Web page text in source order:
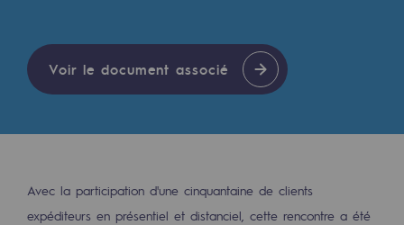
Indicateurs
Publications institutionnelles
Où nous trouver
Les énergies d'avenir
Les énergies d'avenir
Voir le document associé
Avec la participation d'une cinquantaine de clients
expéditeurs en présentiel et distanciel, cette rencontre a été